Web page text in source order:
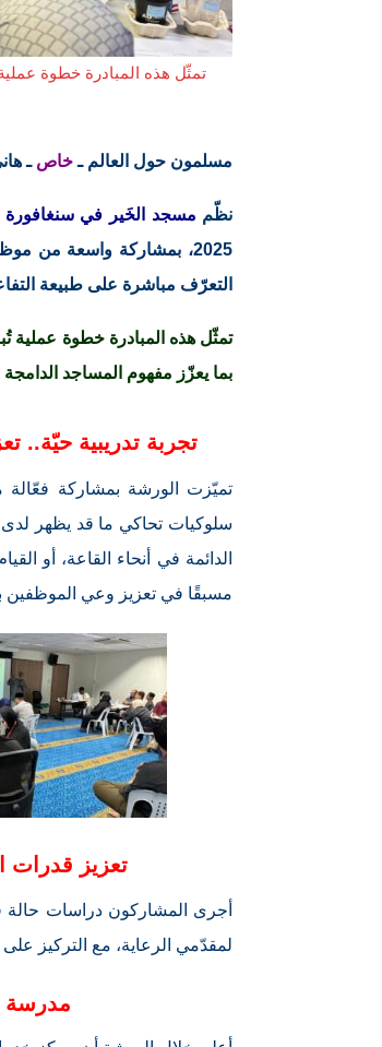
تمثّل هذه المبادرة خطوة
مسلمون حول العالم ـخاص ـ
نظّم مسجد الخَير في سنغافورة
2025، بمشاركة واسعة من
التعرّف مباشرة على طبيعة
تمثّل هذه المبادرة خطوة عملية
بما يعزّز مفهوم المساجد
تجربة تدريبية حيّة..
تميّزت الورشة بمشاركة
سلوكيات تحاكي ما قد يظهر لدى
الدائمة في أنحاء القاعة، أو
مسبقًا في تعزيز وعي الموظفين
تعزيز قدرات
أجرى المشاركون دراسات حالة
لمقدّمي الرعاية، مع التركيز
مدرسة